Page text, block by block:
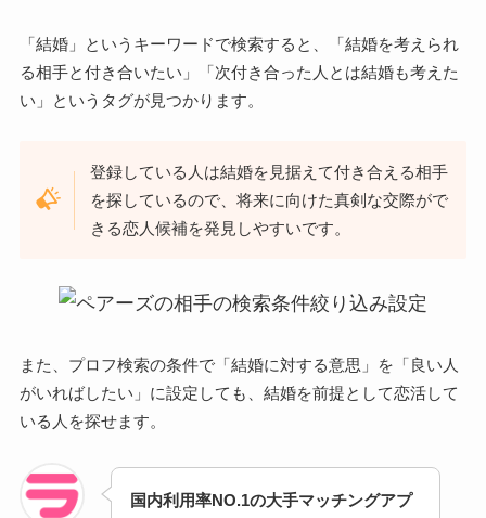
「結婚」というキーワードで検索すると、「結婚を考えられ
る相手と付き合いたい」「次付き合った人とは結婚も考えた
い」というタグが見つかります。
登録している人は結婚を見据えて付き合える相手
を探しているので、将来に向けた真剣な交際がで
きる恋人候補を発見しやすいです。
また、プロフ検索の条件で「結婚に対する意思」を「良い人
がいればしたい」に設定しても、結婚を前提として恋活して
いる人を探せます。
国内利用率NO.1の大手マッチングアプ